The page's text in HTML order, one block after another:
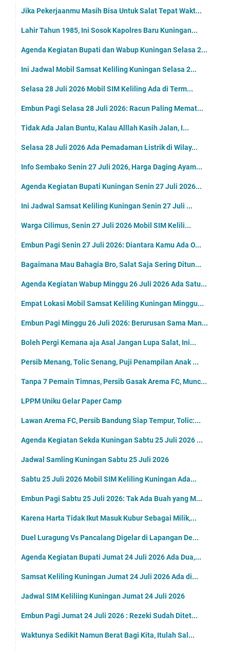
Jika Pekerjaanmu Masih Bisa Untuk Salat Tepat Wakt...
Lahir Tahun 1985, Ini Sosok Kapolres Baru Kuningan...
Agenda Kegiatan Bupati dan Wabup Kuningan Selasa 2...
Ini Jadwal Mobil Samsat Keliling Kuningan Selasa 2...
Selasa 28 Juli 2026 Mobil SIM Keliling Ada di Term...
Embun Pagi Selasa 28 Juli 2026: Racun Paling Memat...
Tidak Ada Jalan Buntu, Kalau Alllah Kasih Jalan, I...
Selasa 28 Juli 2026 Ada Pemadaman Listrik di Wilay...
Info Sembako Senin 27 Juli 2026, Harga Daging Ayam...
Agenda Kegiatan Bupati Kuningan Senin 27 Juli 2026...
Ini Jadwal Samsat Keliling Kuningan Senin 27 Juli ...
Warga Cilimus, Senin 27 Juli 2026 Mobil SIM Kelili...
Embun Pagi Senin 27 Juli 2026: Diantara Kamu Ada O...
Bagaimana Mau Bahagia Bro, Salat Saja Sering Ditun...
Agenda Kegiatan Wabup Minggu 26 Juli 2026 Ada Satu...
Empat Lokasi Mobil Samsat Keliling Kuningan Minggu...
Embun Pagi Minggu 26 Juli 2026: Berurusan Sama Man...
Boleh Pergi Kemana aja Asal Jangan Lupa Salat, Ini...
Persib Menang, Tolic Senang, Puji Penampilan Anak ...
Tanpa 7 Pemain Timnas, Persib Gasak Arema FC, Munc...
LPPM Uniku Gelar Paper Camp
Lawan Arema FC, Persib Bandung Siap Tempur, Tolic:...
Agenda Kegiatan Sekda Kuningan Sabtu 25 Juli 2026 ...
Jadwal Samling Kuningan Sabtu 25 Juli 2026
Sabtu 25 Juli 2026 Mobil SIM Keliling Kuningan Ada...
Embun Pagi Sabtu 25 Juli 2026: Tak Ada Buah yang M...
Karena Harta Tidak Ikut Masuk Kubur Sebagai Milik,...
Duel Luragung Vs Pancalang Digelar di Lapangan De...
Agenda Kegiatan Bupati Jumat 24 Juli 2026 Ada Dua,...
Samsat Keliling Kuningan Jumat 24 Juli 2026 Ada di...
Jadwal SIM Keliliing Kuningan Jumat 24 Juli 2026
Embun Pagi Jumat 24 Juli 2026 : Rezeki Sudah Ditet...
Waktunya Sedikit Namun Berat Bagi Kita, Itulah Sal...